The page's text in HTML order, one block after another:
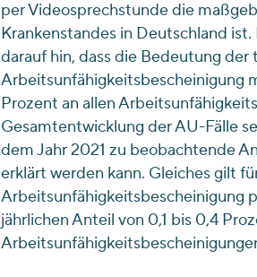
per Videosprechstunde die
Krankenstandes in Deutschland
darauf hin, dass die Bedeutung der
Arbeitsunfähigkeitsbescheinigung
Prozent an allen
Gesamtentwicklung der AU-Fälle
dem Jahr 2021 zu beobachtende
erklärt werden kann. Gleiches gilt
Arbeitsunfähigkeitsbescheinigung
jährlichen Anteil von 0,1 bis 0,4